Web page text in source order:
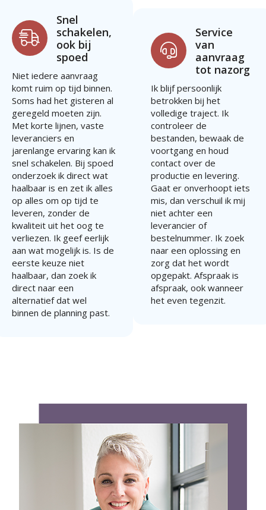
Snel
schakelen,
ook bij
spoed
Niet iedere aanvraag
komt ruim op tijd binnen.
Soms had het gisteren al
geregeld moeten zijn.
Met korte lijnen, vaste
leveranciers en
jarenlange ervaring kan ik
snel schakelen. Bij spoed
onderzoek ik direct wat
haalbaar is en zet ik alles
op alles om op tijd te
leveren, zonder de
kwaliteit uit het oog te
verliezen. Ik geef eerlijk
aan wat mogelijk is. Is de
eerste keuze niet
haalbaar, dan zoek ik
direct naar een
alternatief dat wel
binnen de planning past.
Service
van
aanvraag
tot nazorg
Ik blijf persoonlijk
betrokken bij het
volledige traject. Ik
controleer de
bestanden, bewaak de
voortgang en houd
contact over de
productie en levering.
Gaat er onverhoopt iets
mis, dan verschuil ik mij
niet achter een
leverancier of
bestelnummer. Ik zoek
naar een oplossing en
zorg dat het wordt
opgepakt. Afspraak is
afspraak, ook wanneer
het even tegenzit.